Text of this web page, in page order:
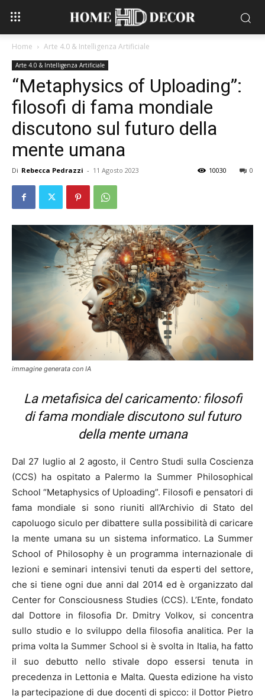
Home Arte 4.0 & Intelligenza Artificiale
Arte 4.0 & Intelligenza Artificiale
“Metaphysics of Uploading”:
filosofi di fama mondiale
discutono sul futuro della
mente umana
Di Rebecca Pedrazzi - 11 Agosto 2023 0
10030
immagine generata con IA
La metafisica del caricamento: filosofi
di fama mondiale discutono sul futuro
della mente umana
Dal 27 luglio al 2 agosto, il Centro Studi sulla Coscienza
(CCS) ha ospitato a Palermo la Summer Philosophical
School “Metaphysics of Uploading”. Filosofi e pensatori di
fama mondiale si sono riuniti all’Archivio di Stato del
capoluogo siculo per dibattere sulla possibilità di caricare
la mente umana su un sistema informatico. La Summer
School of Philosophy è un programma internazionale di
lezioni e seminari intensivi tenuti da esperti del settore,
che si tiene ogni due anni dal 2014 ed è organizzato dal
Center for Consciousness Studies (CCS). L’Ente, fondato
dal Dottore in filosofia Dr. Dmitry Volkov, si concentra
sullo studio e lo sviluppo della filosofia analitica. Per la
prima volta la Summer School si è svolta in Italia, ha fatto
il suo debutto nello stivale dopo essersi tenuta in
precedenza in Lettonia e Malta. Questa edizione ha visto
la partecipazione di due docenti di spicco: il Dottor Pietro